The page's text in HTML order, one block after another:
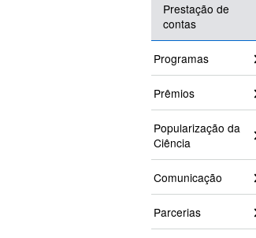
Prestação de
contas
Programas
Prêmios
Popularização da
Ciência
Comunicação
Parcerias